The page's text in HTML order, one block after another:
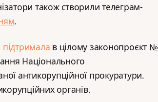
також створили телеграм-
.
підтримала в цілому законопроєкт №
Національного
антикорупційної прокуратури.
органів.